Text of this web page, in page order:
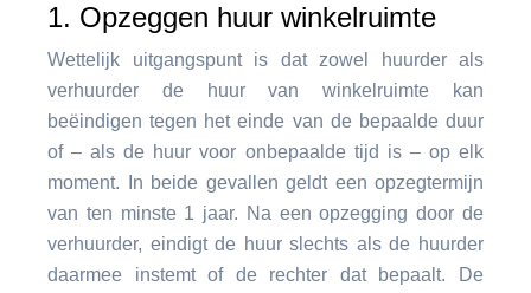
1. Opzeggen huur winkelruimte
Wettelijk uitgangspunt is dat zowel huurder als
verhuurder de huur van winkelruimte kan
beëindigen tegen het einde van de bepaalde duur
of – als de huur voor onbepaalde tijd is – op elk
moment. In beide gevallen geldt een opzegtermijn
van ten minste 1 jaar. Na een opzegging door de
verhuurder, eindigt de huur slechts als de huurder
daarmee instemt of de rechter dat bepaalt. De